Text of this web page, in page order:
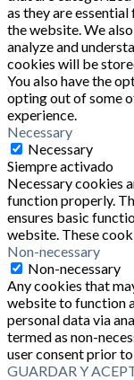
as they are
the website. We
analyze and
cookies will be
You also have the
opting out of some
experience.
Necessary
Necessary
Siempre activado
Necessary cookies
function properly.
ensures basic
website. These
Non-necessary
Non-necessary
Any cookies that
website to function
personal data via
termed as non-
user consent prior
GUARDAR Y